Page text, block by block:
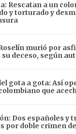
Rescatan a un
y torturado y
murió por
deceso, según
gota a gota: Así
que
Dos españoles y
por doble crimen